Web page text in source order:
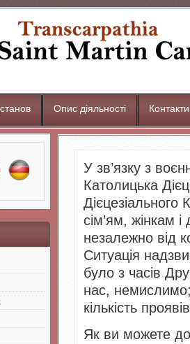
Опис діяльності Контакти
У зв’язку з
Католицька
Дієцезіального
сім’ям, жінкам
незалежно від
Ситуація
було з часів
нас,
кількість
Як ви можете